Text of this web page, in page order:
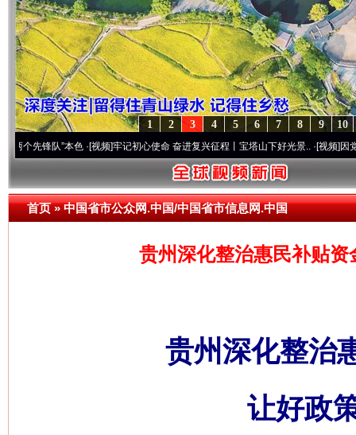
10
9
8
7
6
5
4
3
2
1
队”本色·[视频]牢记初心使命 奋进复兴征程丨宝塔山下好光景..·[视频]因党而生 为
首页»中国省市公众网.中国/中国省市信息网.中国
贵州深化整治惠民补贴
贵州深化整治
让好政